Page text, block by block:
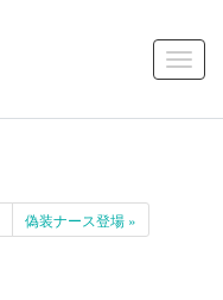
偽装ナース登場 »